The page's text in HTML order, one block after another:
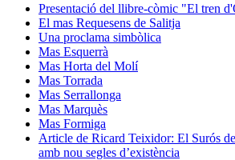
Presentació del llibre-còmic "El tren
El mas Requesens de Salitja
Una proclama simbòlica
Mas Esquerrà
Mas Horta del Molí
Mas Torrada
Mas Serrallonga
Mas Marquès
Mas Formiga
Article de Ricard Teixidor: El Surós
amb nou segles d’existència